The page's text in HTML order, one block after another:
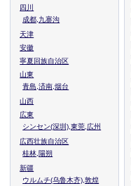
四川
成都,九寨沟
天津
安徽
寧夏回族自治区
山東
青島,済南,烟台
山西
広東
シンセン(深圳),東莞,広州
広西壮族自治区
桂林,陽朔
新疆
ウルムチ(乌鲁木齐),敦煌